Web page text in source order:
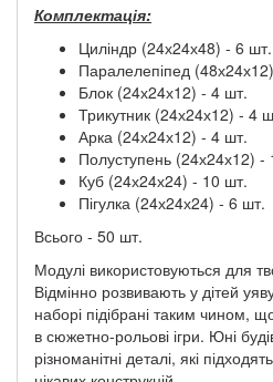
Комплектація:
Циліндр (24х24х48) - 6 шт.
Паралелепіпед
Блок (24х24х12) - 4 шт.
Трикутник (24х24х12) - 4
Арка (24х24х12) - 4 шт.
Полуступень (24х24х12) -
Куб (24х24х24) - 10 шт.
Пігулка (24х24х24) - 6 шт.
Всього - 50 шт.
Модулі використовуються для
Відмінно розвивають у дітей
наборі підібрані таким чином,
в сюжетно-рольові ігри. Юні
різноманітні деталі, які